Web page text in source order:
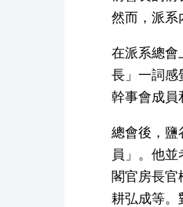
然而，派系
在派系總會
長」一詞感
幹事會成員
總會後，鹽
員」。他
閣官房長官
耕弘成等。